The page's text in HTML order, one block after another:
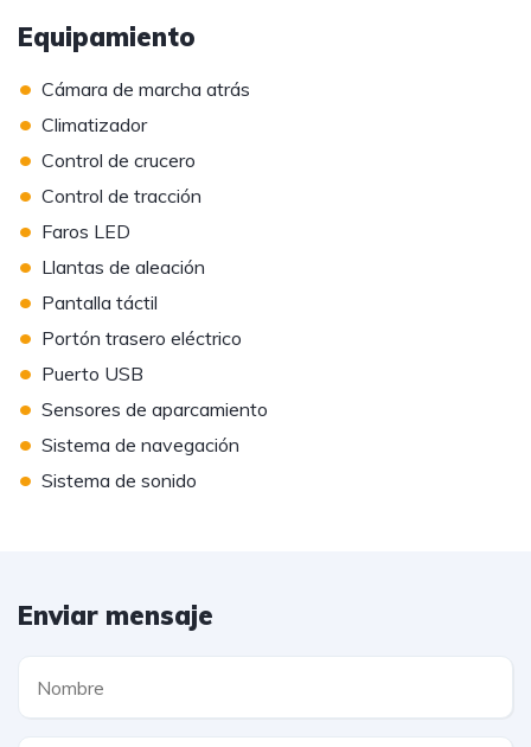
Equipamiento
• Cámara de marcha atrás
• Climatizador
• Control de crucero
• Control de tracción
• Faros LED
• Llantas de aleación
• Pantalla táctil
• Portón trasero eléctrico
• Puerto USB
• Sensores de aparcamiento
• Sistema de navegación
• Sistema de sonido
Enviar mensaje